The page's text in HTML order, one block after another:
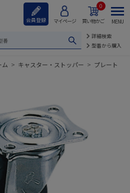
会員登録 マイページ 買い物かご
0
詳細検索
型番から購入
MENU
ム > キャスター・ストッパー > プレート